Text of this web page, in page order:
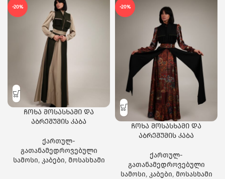
-20%
ჩოხა მოსასხამი და
აბრეშუმის კაბა
ქართულ-
გათანამედროვებული
სამოსი, კაბები, მოსასხამი
-20%
ჩოხა მოსასხამი და
აბრეშუმის კაბა
ქართულ-
გათანამედროვებული
სამოსი, კაბები, მოსასხამი